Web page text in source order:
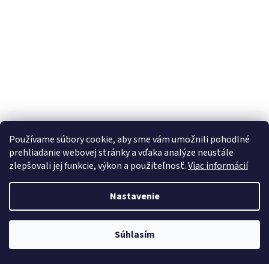
Používame súbory cookie, aby sme vám umožnili pohodlné
prehliadanie webovej stránky a vďaka analýze neustále
zlepšovali jej funkcie, výkon a použiteľnosť.Viac informácií
Nastavenie
Súhlasím
Kliešte štipacie čelné 200 mm